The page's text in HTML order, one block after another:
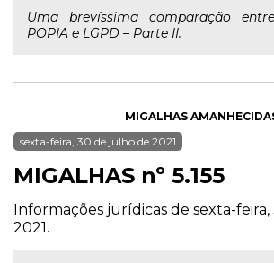
Uma brevíssima comparação
POPIA e LGPD – Parte II.
MIGALHAS
sexta-feira, 30 de julho de 2021
MIGALHAS nº 5.155
Informações jurídicas de sexta-
2021.